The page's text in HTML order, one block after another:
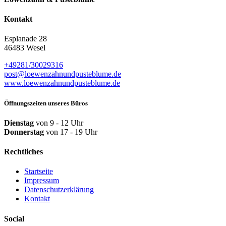
Kontakt
Esplanade 28
46483 Wesel
+49281/30029316
post@loewenzahn­und­pusteblume.de
www.loewenzahnund­pusteblume.de
Öffnungszeiten unseres Büros
Dienstag von 9 - 12 Uhr
Donnerstag von 17 - 19 Uhr
Rechtliches
Startseite
Impressum
Datenschutzerklärung
Kontakt
Social